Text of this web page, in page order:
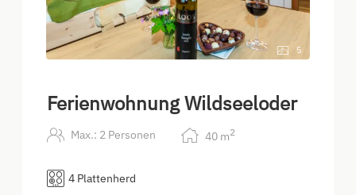
5
Ferienwohnung Wildseeloder
Max.: 2 Personen 40 m2
4 Plattenherd